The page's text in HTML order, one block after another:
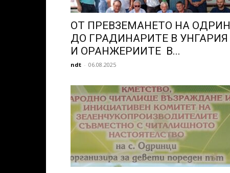
ОТ ПРЕВЗЕМАНЕТО НА ОДРИН
ДО ГРАДИНАРИТЕ В УНГАРИЯ
И ОРАНЖЕРИИТЕ В...
ndt - 06.08.2025